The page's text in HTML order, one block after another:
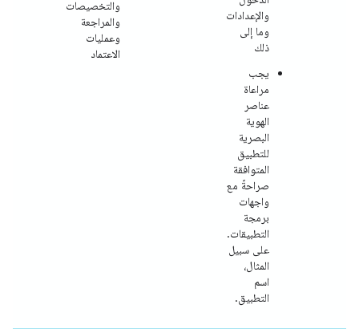
والإعدادات
وما إلى
ذلك
يجب
مراعاة
عناصر
الهوية
البصرية
للتطبيق
المتوافقة
صراحةً مع
واجهات
برمجة
التطبيقات.
على سبيل
المثال،
اسم
التطبيق.
والتخصيصات
والمراجعة
وعمليات
الاعتماد